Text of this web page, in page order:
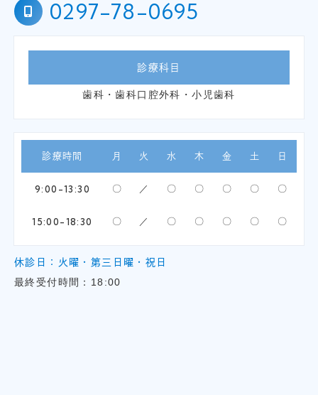
0297-78-0695
診療科目
歯科・歯科口腔外科・小児歯科
診療時間 月 火 水 木 金 土 日
9:00-13:30 〇 ／ 〇 〇 〇 〇 〇
15:00-18:30 〇 ／ 〇 〇 〇 〇 〇
休診日：火曜・第三日曜・祝日
最終受付時間：18:00